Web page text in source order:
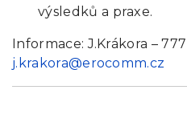
výsledků a praxe.
Informace: J.Krákora –
j.krakora@erocomm.cz